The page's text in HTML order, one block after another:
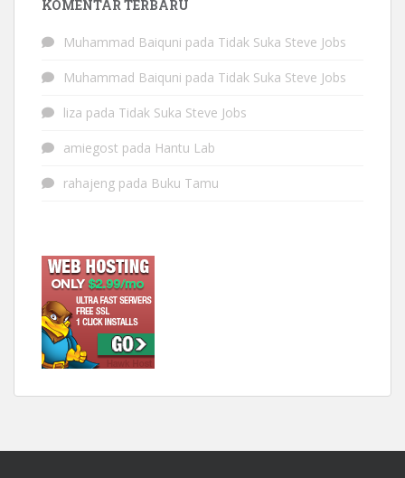
KOMENTAR TERBARU
Muhammad Baiquni pada Tidak Suka Steve Jobs
Muhammad Baiquni pada Tidak Suka Steve Jobs
liza pada Tidak Suka Steve Jobs
amiegost pada Hantu Lab
rahajeng pada Buku Tamu